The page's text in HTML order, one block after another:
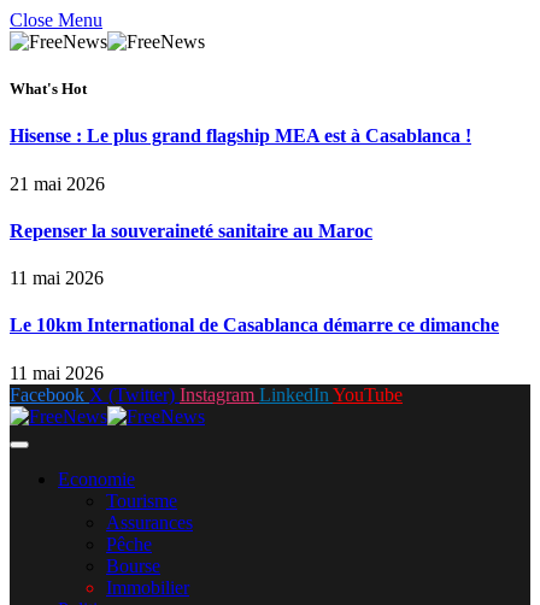
Close Menu
What's Hot
Hisense : Le plus grand flagship MEA est à Casablanca !
21 mai 2026
Repenser la souveraineté sanitaire au Maroc
11 mai 2026
Le 10km International de Casablanca démarre ce dimanche
11 mai 2026
Facebook X (Twitter) Instagram LinkedIn YouTube
Economie
Tourisme
Assurances
Pêche
Bourse
Immobilier